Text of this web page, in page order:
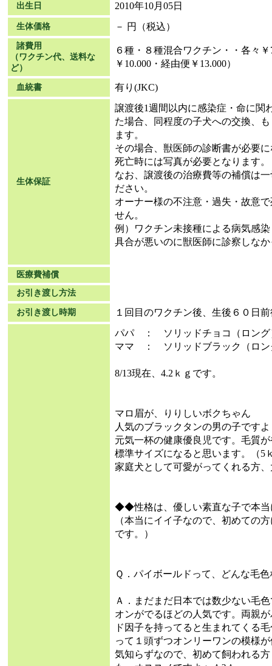
出生日 2010年10月05日
生体価格 － 円（税込）
諸費用
（ワクチン代、送料な
ど）
６種・８種混合ワクチン・・各々
￥10.000・経由便￥13.000）
血統書 有り(JKC)
生体保証
譲渡後1週間以内に感染症・命に関
た場合、同程度の子犬への交換、
ます。
その場合、獣医師の診断書が必要
死亡時には写真が必要となります。
なお、譲渡後の治療費等の補償は
ださい。
オーナー様の不注意・過失・故意
せん。
例）ワクチン未接種による病気感
具合が悪いのに獣医師に診察しな
医療費補償
お引き渡し方法
お引き渡し時期
１回目のワクチン後、生後６０日前
パパ ： ソリッドチョコ（ロング
ママ ： ソリッドブラック（ロン
8/13現在、4.2ｋｇです。
マロ眉が、りりしいボクちゃん
人気のブラックタンの男の子です
元気一杯の健康優良児です。毛質
標準サイズになると思います。（5
家庭犬として可愛がってくれる方
◆◆性格は、優しい素直な子で本
（本当にイイ子なので、初めての
です。）
Ｑ．パイボールドって、どんな毛
Ａ．まだまだ日本では数少ない毛
オンがでるほどの人気です。両親
ド因子を持ってると生まれてくる
って１頭ずつオンリーワンの模様
気知らずなので、初めて飼われる